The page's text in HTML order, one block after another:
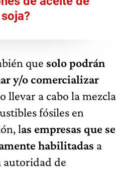
soja?
que solo podrán
y/o comercializar
llevar a cabo la mezcla
fósiles en
las empresas que se
habilitadas a
autoridad de